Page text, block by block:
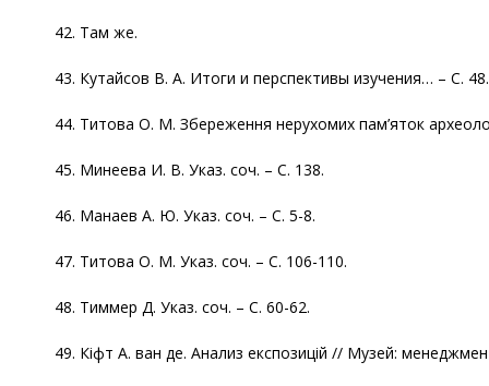
42. Там же.
43. Кутайсов В. А. Итоги и перспективы изучения… – С. 48.
44. Титова О. М. Збереження нерухомих пам’яток
45. Минеева И. В. Указ. соч. – С. 138.
46. Манаев А. Ю. Указ. соч. – С. 5-8.
47. Титова О. М. Указ. соч. – С. 106-110.
48. Тиммер Д. Указ. соч. – С. 60-62.
49. Кiфт А. ван де. Анализ експозицiй // Музей: